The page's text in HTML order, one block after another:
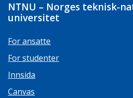
NTNU – Norges teknisk-
universitet
For ansatte
For studenter
Innsida
Canvas